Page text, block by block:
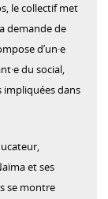
le collectif met
demande de
d’un·e
du social,
impliquées dans
et ses
se montre